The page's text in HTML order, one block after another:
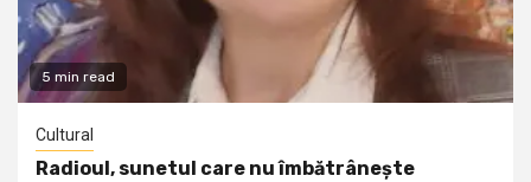
5 min read
Cultural
Radioul, sunetul care nu îmbătrânește